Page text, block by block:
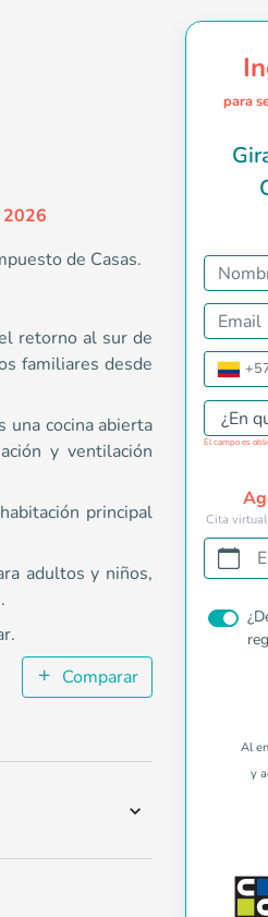
está ubicado sobre la Vía
2026
de Casas.
retorno al sur de
familiares desde
una cocina abierta
y ventilación
principal
adultos y niños,
Comparar
para
¿En
El campo es
Cita virtual
Al
y